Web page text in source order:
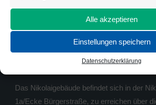
Alle akzeptieren
Einstellungen speichern
Datenschutzerklärung
Das Nikolaigebäude befindet sich in der
1a/Ecke Bürgerstraße, zu erreichen über